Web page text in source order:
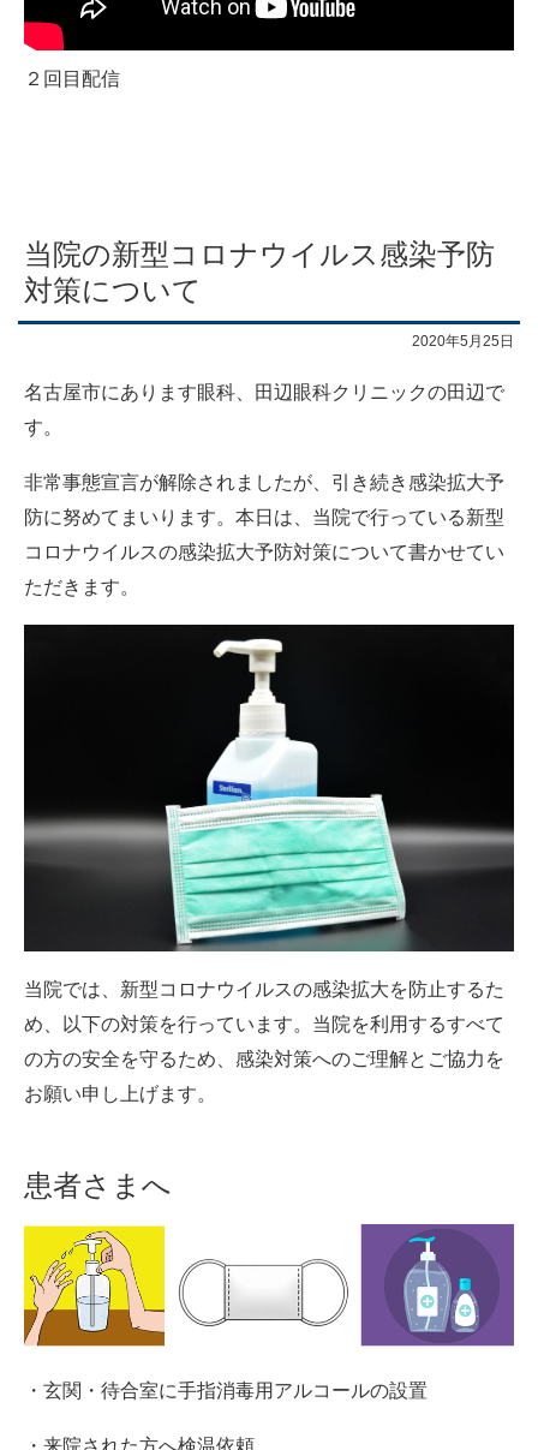
２回目配信
当院の新型コロナウイルス感染予防
対策について
2020年5月25日
名古屋市にあります眼科、田辺眼科クリニックの田辺で
す。
非常事態宣言が解除されましたが、引き続き感染拡大予
防に努めてまいります。本日は、当院で行っている新型
コロナウイルスの感染拡大予防対策について書かせてい
ただきます。
当院では、新型コロナウイルスの感染拡大を防止するた
め、以下の対策を行っています。当院を利用するすべて
の方の安全を守るため、感染対策へのご理解とご協力を
お願い申し上げます。
患者さまへ
・玄関・待合室に手指消毒用アルコールの設置
・来院された方へ検温依頼